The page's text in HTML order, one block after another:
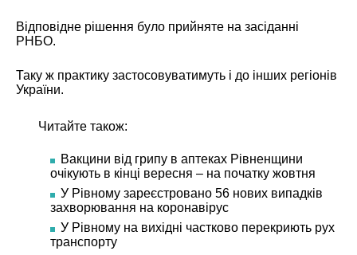
Відповідне рішення було прийняте на засіданні
РНБО.
Таку ж практику застосовуватимуть і до інших регіонів
України.
Читайте також:
Вакцини від грипу в аптеках Рівненщини
очікують в кінці вересня – на початку жовтня
У Рівному зареєстровано 56 нових випадків
захворювання на коронавірус
У Рівному на вихідні частково перекриють рух
транспорту